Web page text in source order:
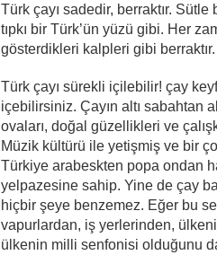
Türk çayı sadedir, berraktır.
tıpkı bir Türk’ün yüzü gibi. Her
gösterdikleri kalpleri gibi berraktır.
Türk çayı sürekli içilebilir! çay
içebilirsiniz. Çayın altı sabahtan
ovaları, doğal güzellikleri ve
Müzik kültürü ile yetişmiş ve bir
Türkiye arabeskten popa ondan
yelpazesine sahip. Yine de çay
hiçbir şeye benzemez. Eğer bu
vapurlardan, iş yerlerinden,
ülkenin milli senfonisi olduğunu